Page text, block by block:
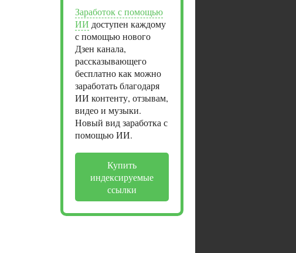
Заработок с помощью
ИИ доступен каждому
с помощью нового
Дзен канала,
рассказывающего
бесплатно как можно
заработать благодаря
ИИ контенту, отзывам,
видео и музыки.
Новый вид заработка с
помощью ИИ.
Купить
индексируемые
ссылки